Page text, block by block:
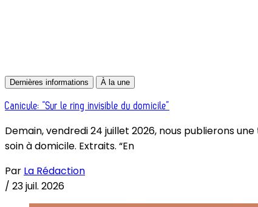
Dernières informations À la une
Canicule: “Sur le ring invisible du domicile”
Demain, vendredi 24 juillet 2026, nous publierons
soin à domicile. Extraits. “En
Par La Rédaction
/ 23 juil. 2026